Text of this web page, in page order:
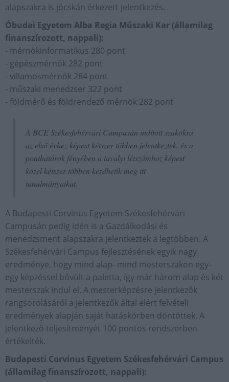
alapszakra is jócskán érkezett jelentkezés.
Óbudai Egyetem Alba Regia Műszaki Kar (államilag
finanszírozott, nappali):
- mérnökinformatikus 280 pont
- gépészmérnök 282 pont
- villamosmérnök 284 pont
- műszaki menedzser 322 pont
- földmérő és földrendező mérnök 282 pont
A BCE Székesfehérvári Campusán indított szakokra
az első évhez képest kétszer többen jelentkeztek, és a
ponthatárok fényében a tavalyi létszámhoz képest
közel kétszer többen kezdhetik meg itt
tanulmányaikat.
A Budapesti Corvinus Egyetem Székesfehérvári
Campusán pedig idén is a Gazdálkodási és
menedzsment alapszakra jelentkeztek a legtöbben. A
Székesfehérvári Campus fejlesztésének egyik nagy
eredménye, hogy mind alap- mind mesterszakon egy-
egy képzéssel bővült a paletta, így már három alap és két
mesterszak indul el. A mesterképzésre jelentkezők
rangsorolásáról a jelentkezők által elért felvételi
eredmények alapján saját hatáskörben döntöttek. A
jelentkező teljesítményét 100 pontos rendszerben
értékelték.
Budapesti Corvinus Egyetem Székesfehérvári Campus
(államilag finanszírozott, nappali):